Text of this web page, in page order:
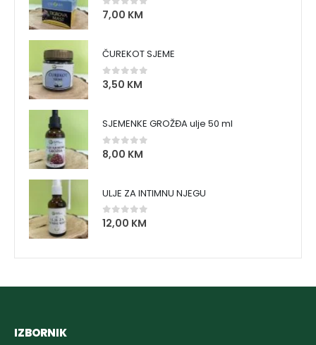
0 out of 5
7,00 KM
ČUREKOT SJEME
0 out of 5
3,50 KM
SJEMENKE GROŽĐA ulje 50 ml
0 out of 5
8,00 KM
ULJE ZA INTIMNU NJEGU
0out of 5
12,00 KM
IZBORNIK